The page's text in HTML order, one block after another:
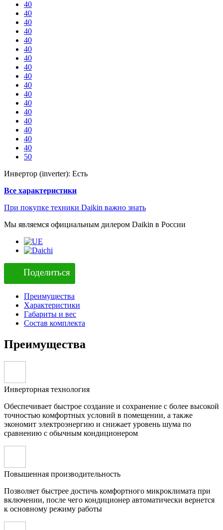
40
40
40
40
40
40
40
40
40
40
40
40
40
40
40
40
40
50
Инвертор (inverter): Есть
Все характеристики
При покупке техники Daikin важно знать
Мы являемся официальным дилером Daikin в России
Поделиться
Преимущества
Характеристики
Габариты и вес
Состав комплекта
Преимущества
Инверторная технология
Обеспечивает быстрое создание и сохранение с более высокой
точностью комфортных условий в помещении, а также
экономит электроэнергию и снижает уровень шума по
сравнению с обычным кондиционером
Повышенная производительность
Позволяет быстрее достичь комфортного микроклимата при
включении, после чего кондиционер автоматически вернется
к основному режиму работы